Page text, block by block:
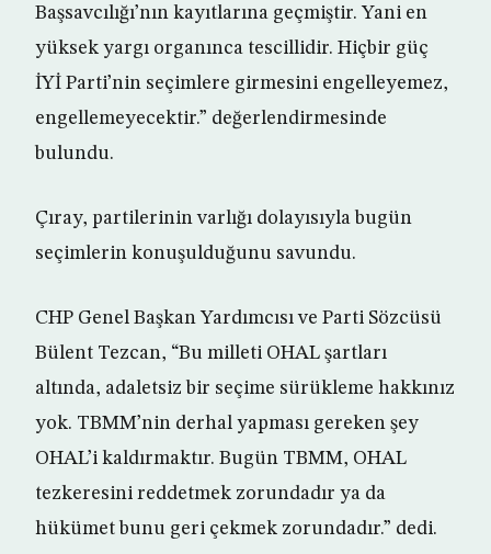
Başsavcılığı’nın kayıtlarına geçmiştir. Yani en
yüksek yargı organınca tescillidir. Hiçbir güç
İYİ Parti’nin seçimlere girmesini engelleyemez,
engellemeyecektir.” değerlendirmesinde
bulundu.
Çıray, partilerinin varlığı dolayısıyla bugün
seçimlerin konuşulduğunu savundu.
CHP Genel Başkan Yardımcısı ve Parti Sözcüsü
Bülent Tezcan, “Bu milleti OHAL şartları
altında, adaletsiz bir seçime sürükleme hakkınız
yok. TBMM’nin derhal yapması gereken şey
OHAL’i kaldırmaktır. Bugün TBMM, OHAL
tezkeresini reddetmek zorundadır ya da
hükümet bunu geri çekmek zorundadır.” dedi.